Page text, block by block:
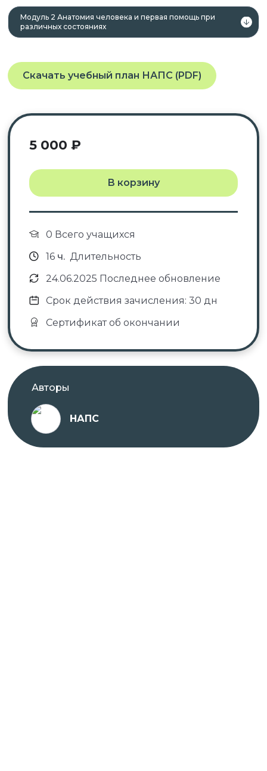
Модуль 2 Анатомия человека и первая помощь при
различных состояниях
Скачать учебный план НАПС (PDF)
5 000 ₽
В корзину
0 Всего учащихся
16ч. Длительность
24.06.2025 Последнее обновление
Срок действия зачисления: 30 дн
Сертификат об окончании
Авторы
НАПС